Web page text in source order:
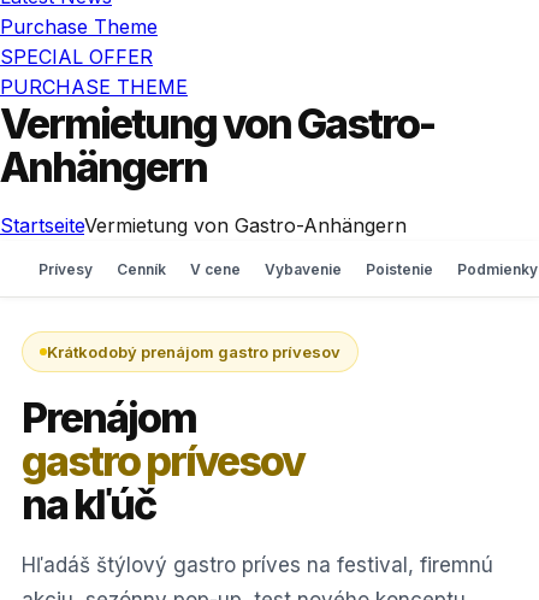
Purchase Theme
SPECIAL OFFER
PURCHASE THEME
Vermietung von Gastro-
Anhängern
StartseiteVermietung von Gastro-Anhängern
Prívesy Cenník V cene Vybavenie Poistenie Podmienky
Krátkodobý prenájom gastro prívesov
Prenájom
gastro prívesov
na kľúč
Hľadáš štýlový gastro príves na festival, firemnú